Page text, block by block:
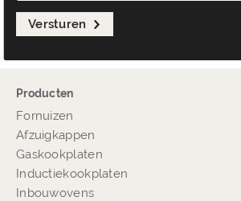
Versturen
Producten
Fornuizen
Afzuigkappen
Gaskookplaten
Inductiekookplaten
Inbouwovens